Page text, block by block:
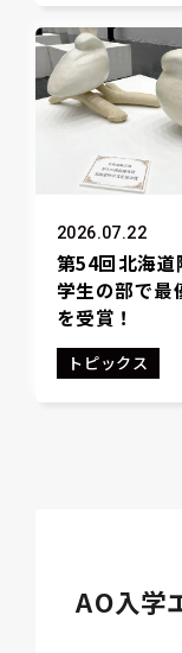
2026.07.22
第54回北海道
学生の部で最
を受賞！
トピックス
AO入学